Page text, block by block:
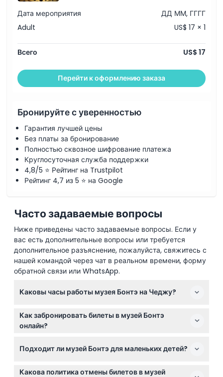
Политика отмены
Дата мероприятия
ДД ММ, ГГГГ
Adult
US$ 17 × 1
Всего US$ 17
Перейти к оформлению заказа
Бронируйте с уверенностью
Гарантия лучшей цены
Без платы за бронирование
Полностью сквозное шифрование платежа
Круглосуточная служба поддержки
4,8/5 ⭐ Рейтинг на Trustpilot
Рейтинг 4,7 из 5 ⭐ на Google
Часто задаваемые вопросы
Ниже приведены часто задаваемые вопросы. Если у
вас есть дополнительные вопросы или требуется
дополнительное разъяснение, пожалуйста, свяжитесь с
нашей командой через чат в реальном времени, форму
обратной связи или WhatsApp.
Каковы часы работы музея Бонтэ на Чеджу?
Музей Бонтэ открыт ежедневно с 10:00 до 18:00,
последний вход возможен в 17:00 (время может
изменяться — пожалуйста, уточняйте при
Как забронировать билеты в музей Бонтэ
онлайн?
Бонтэ прямо здесь, на этом сайте, выбрав
процесса бронирования.
Подходит ли музей Бонтэ для маленьких детей?
Дети в возрасте от 0 до 2 лет могут посещать музей
Какова политика отмены билетов в музей